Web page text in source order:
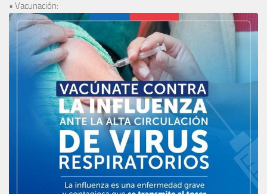
• Vacunación: